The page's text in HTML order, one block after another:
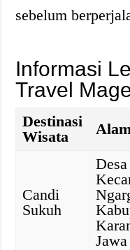
sebelum
Informasi
Travel
Destinasi
Wisata
Candi
Sukuh